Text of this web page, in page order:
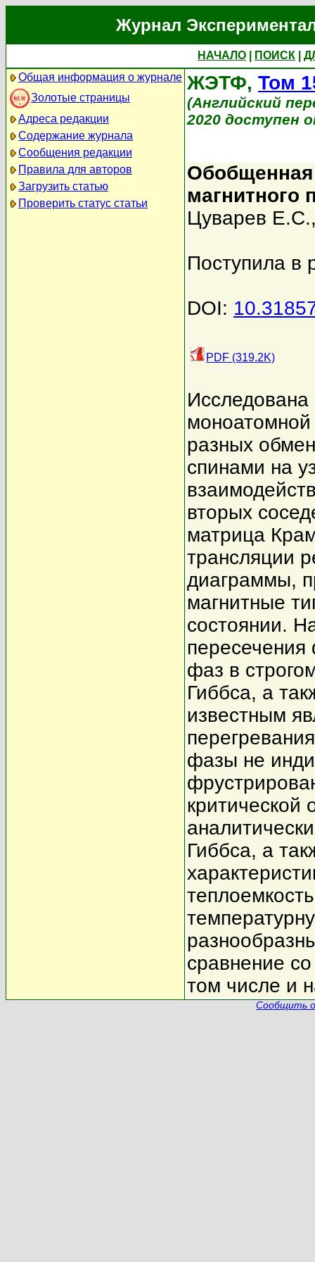
Журнал
НАЧАЛО ПОИСК
Общая информация о журнале
Золотые страницы
Адреса редакции
Содержание журнала
Сообщения редакции
Правила для авторов
Загрузить статью
Проверить статус статьи
ЖЭТФ, Том
(Английский
2020 доступен
Обобщенная
магнитного
Цуварев Е.С.
Поступила в
DOI:
PDF (319.2K)
моноатомной
разных
спинами на
вторых
матрица
трансляции
диаграммы,
магнитные
состоянии.
пересечения
фаз в
Гиббса, а
известным
фазы не
Гиббса, а
сравнение
том числе и
Сообщить о